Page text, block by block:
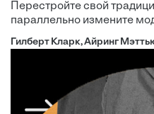
Перестройте свой
параллельно измените
Гилберт Кларк, Айринг